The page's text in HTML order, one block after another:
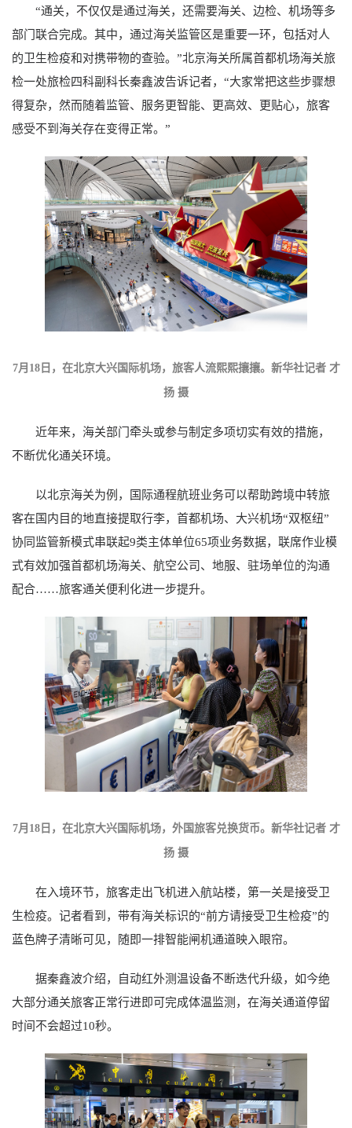
“通关，不仅仅是通过海关，还需要海关、边检、机场等多
部门联合完成。其中，通过海关监管区是重要一环，包括对人
的卫生检疫和对携带物的查验。”北京海关所属首都机场海关旅
检一处旅检四科副科长秦鑫波告诉记者，“大家常把这些步骤想
得复杂，然而随着监管、服务更智能、更高效、更贴心，旅客
感受不到海关存在变得正常。”
7月18日，在北京大兴国际机场，旅客人流熙熙攘攘。新华社记者 才
扬 摄
近年来，海关部门牵头或参与制定多项切实有效的措施，
不断优化通关环境。
以北京海关为例，国际通程航班业务可以帮助跨境中转旅
客在国内目的地直接提取行李，首都机场、大兴机场“双枢纽”
协同监管新模式串联起9类主体单位65项业务数据，联席作业模
式有效加强首都机场海关、航空公司、地服、驻场单位的沟通
配合……旅客通关便利化进一步提升。
7月18日，在北京大兴国际机场，外国旅客兑换货币。新华社记者 才
扬 摄
在入境环节，旅客走出飞机进入航站楼，第一关是接受卫
生检疫。记者看到，带有海关标识的“前方请接受卫生检疫”的
蓝色牌子清晰可见，随即一排智能闸机通道映入眼帘。
据秦鑫波介绍，自动红外测温设备不断迭代升级，如今绝
大部分通关旅客正常行进即可完成体温监测，在海关通道停留
时间不会超过10秒。